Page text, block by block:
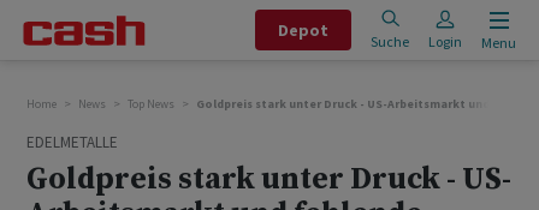
Depot
Suche Login Menu
Home News Top News Goldpreis stark unter Druck - US-Arbeitsmarkt und
EDELMETALLE
Goldpreis stark unter Druck - US-